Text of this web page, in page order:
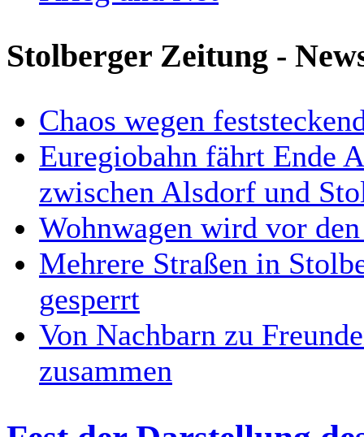
Stolberger Zeitung -
Chaos wegen
Euregiobahn fährt Ende
zwischen Alsdorf und
Wohnwagen wird vor
Mehrere Straßen in
gesperrt
Von Nachbarn zu
zusammen